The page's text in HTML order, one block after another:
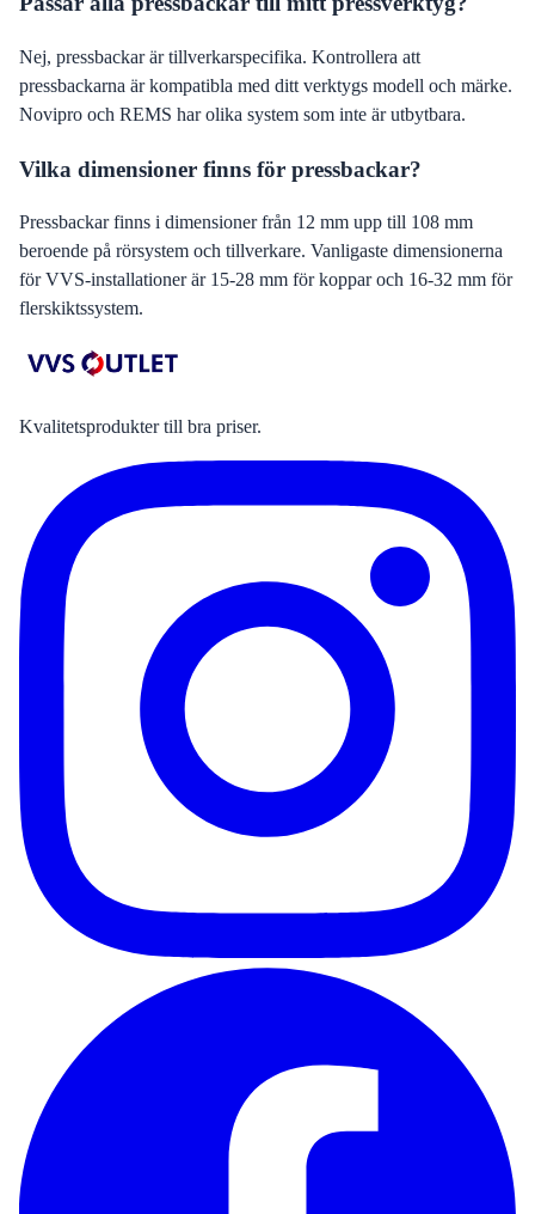
Nej, pressbackar är tillverkarspecifika. Kontrollera att
pressbackarna är kompatibla med ditt verktygs modell och märke.
Novipro och REMS har olika system som inte är utbytbara.
Vilka dimensioner finns för pressbackar?
Pressbackar finns i dimensioner från 12 mm upp till 108 mm
beroende på rörsystem och tillverkare. Vanligaste dimensionerna
för VVS-installationer är 15-28 mm för koppar och 16-32 mm för
flerskiktssystem.
Kvalitetsprodukter till bra priser.